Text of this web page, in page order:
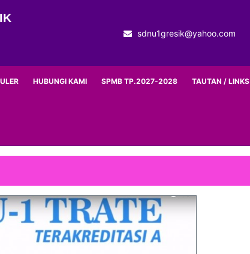
sdnu1gresik@yahoo.com
HUBUNGI KAMI SPMB TP.2027-2028 TAUTAN / LINKS
sungguh akan mendapatkan hasilnya.Arabic